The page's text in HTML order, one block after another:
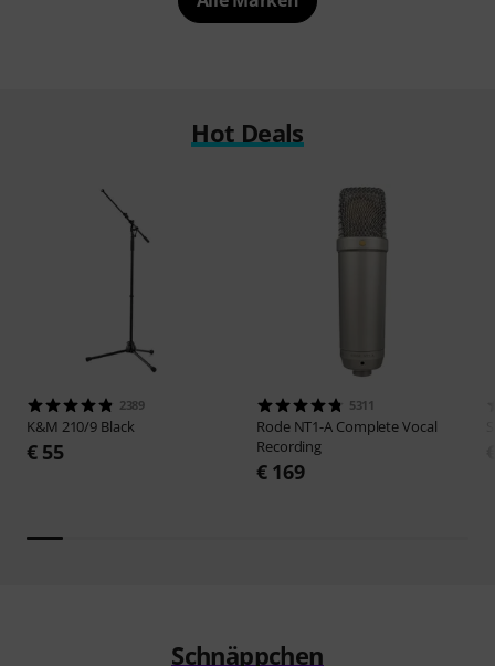
Hot Deals
2389
K&M 210/9 Black
€ 55
5311
Rode NT1-A Complete Vocal
Recording
€ 169
Schnäppchen